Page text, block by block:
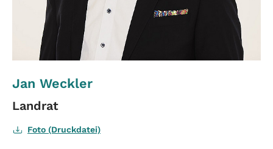
Jan Weckler
Landrat
Foto (Druckdatei)